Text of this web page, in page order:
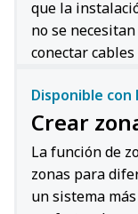
que la
no se
conectar
Crear
Disponible con
La función de
zonas para
un sistema